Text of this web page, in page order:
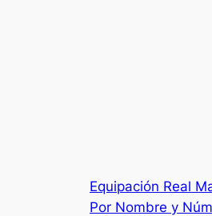
Equipación Real
Por Nombre y